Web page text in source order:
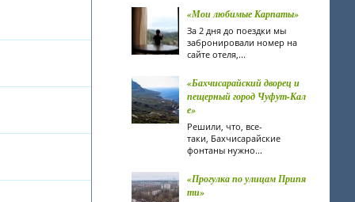
«Мои любимые Карпаты»
За 2 дня до поездки мы
забронировали номер на
сайте отеля,...
«Бахчисарайский дворец и
пещерный город Чуфут-Кал
е»
Решили, что, все-
таки, Бахчисарайские
фонтаны нужно...
«Прогулка по улицам Припя
ти»